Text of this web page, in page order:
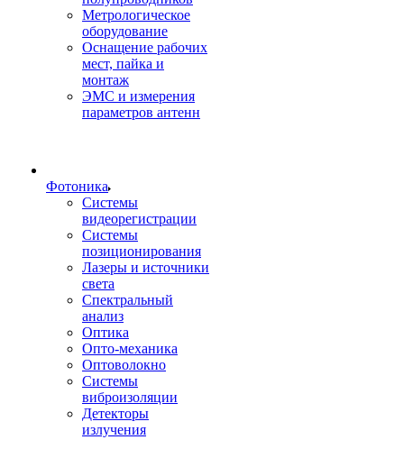
Метрологическое
оборудование
Оснащение рабочих
мест, пайка и
монтаж
ЭМС и измерения
параметров антенн
Фотоника
Cистемы
видеорегистрации
Системы
позиционирования
Лазеры и источники
света
Спектральный
анализ
Оптика
Опто-механика
Оптоволокно
Системы
виброизоляции
Детекторы
излучения